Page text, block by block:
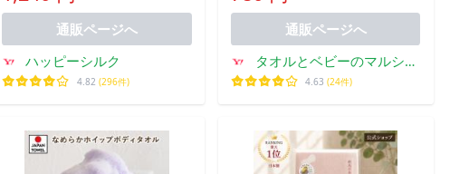
本製
通販ページへ
ハッピーシルク
4.82 (296件)
オル
通販ページへ
タオルとベビーのマルショ
ップ
4.63 (24件)